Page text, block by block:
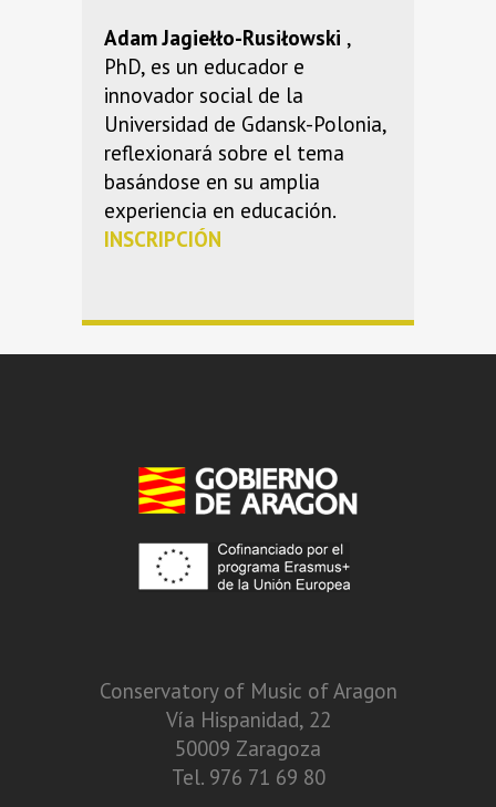
Adam Jagiełło-Rusiłowski ,
PhD, es un educador e
innovador social de la
Universidad de Gdansk-Polonia,
reflexionará sobre el tema
basándose en su amplia
experiencia en educación.
INSCRIPCIÓN
Conservatory of Music of Aragon
Vía Hispanidad, 22
50009 Zaragoza
Tel. 976 71 69 80